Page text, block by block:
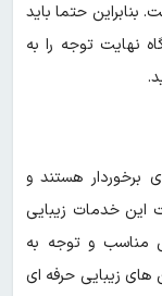
حتما باید
نهایت توجه را به
برخوردار هستند و
این خدمات زیبایی
مناسب و توجه به
زیبایی حرفه ای